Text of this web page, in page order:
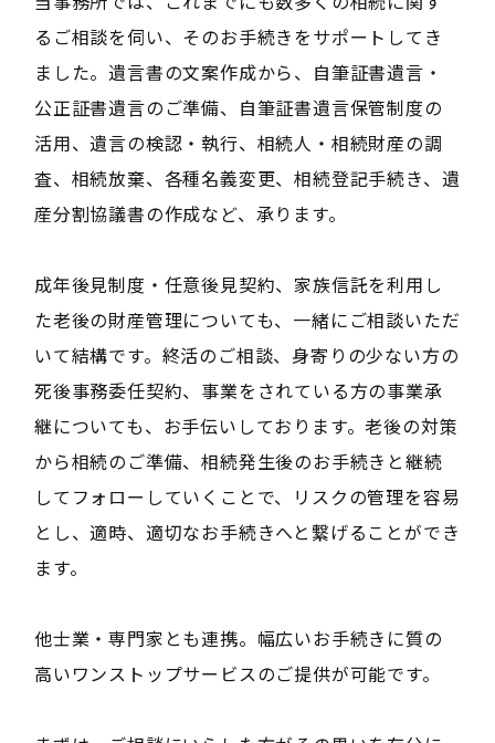
るご相談を伺い、そのお手続きをサポートしてき
ました。遺言書の文案作成から、自筆証書遺言・
公正証書遺言のご準備、自筆証書遺言保管制度の
活用、遺言の検認・執行、相続人・相続財産の調
査、相続放棄、各種名義変更、相続登記手続き、遺
産分割協議書の作成など、承ります。
成年後見制度・任意後見契約、家族信託を利用し
た老後の財産管理についても、一緒にご相談いただ
いて結構です。終活のご相談、身寄りの少ない方の
死後事務委任契約、事業をされている方の事業承
継についても、お手伝いしております。老後の対策
から相続のご準備、相続発生後のお手続きと継続
してフォローしていくことで、リスクの管理を容易
とし、適時、適切なお手続きへと繋げることができ
ます。
他士業・専門家とも連携。幅広いお手続きに質の
高いワンストップサービスのご提供が可能です。